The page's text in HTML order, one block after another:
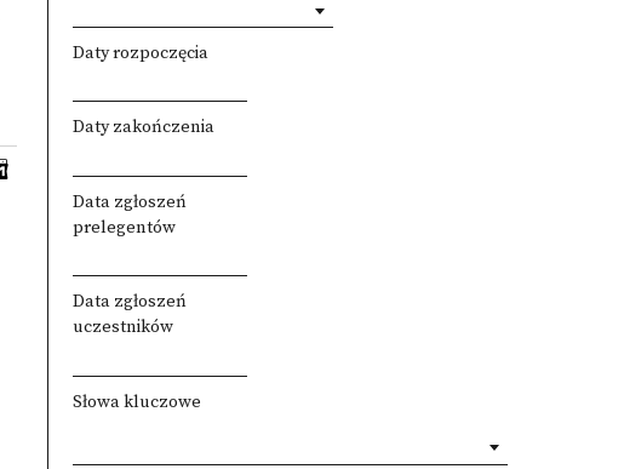
Daty rozpoczęcia
Daty zakończenia
Data zgłoszeń
prelegentów
Data zgłoszeń
uczestników
Słowa kluczowe